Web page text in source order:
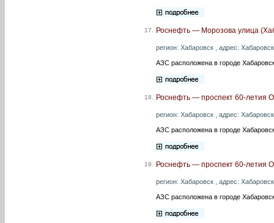
17. Роснефть — Морозова улица
регион: Хабаровск , адрес:
АЗС расположена в городе
18. Роснефть — проспект 60-летия
регион: Хабаровск , адрес:
АЗС расположена в городе
19. Роснефть — проспект 60-летия
регион: Хабаровск , адрес:
АЗС расположена в городе